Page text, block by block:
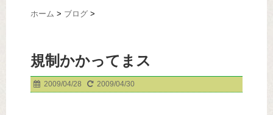
ホーム > ブログ >
規制かかってまス
2009/04/28 2009/04/30